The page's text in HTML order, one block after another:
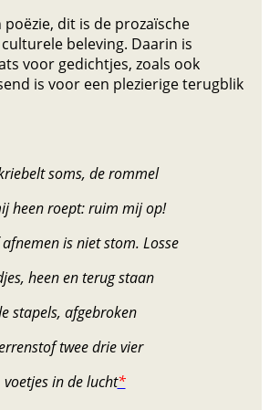
dit is de prozaïsche
beleving. Daarin is
voor gedichtjes, zoals ook
is voor een plezierige terugblik
soms, de rommel
heenroept: ruim mij op!
is niet stom. Losse
heen en terug staan
stapels, afgebroken
twee drie vier
voetjes in de lucht*